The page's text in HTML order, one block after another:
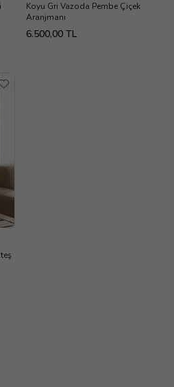
Koyu Gri Vazoda Pembe Çiçek
Aranjmanı
6.500,00 TL